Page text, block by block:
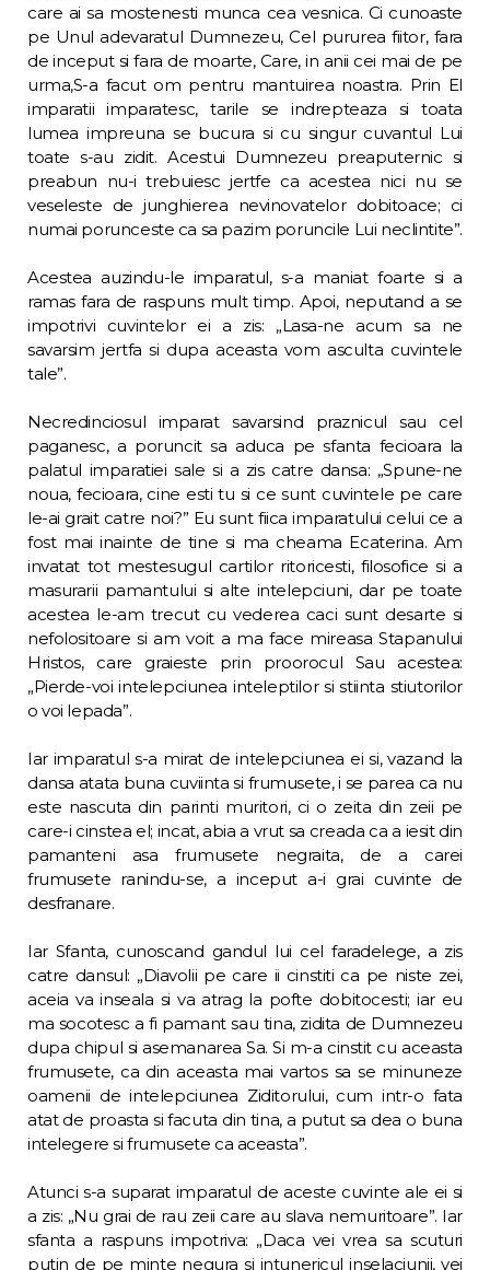
care ai sa mostenesti munca cea vesnica. Ci cunoaste
pe Unul adevaratul Dumnezeu, Cel pururea fiitor, fara
de inceput si fara de moarte, Care, in anii cei mai de pe
urma,S-a facut om pentru mantuirea noastra. Prin El
imparatii imparatesc, tarile se indrepteaza si toata
lumea impreuna se bucura si cu singur cuvantul Lui
toate s-au zidit. Acestui Dumnezeu preaputernic si
preabun nu-i trebuiesc jertfe ca acestea nici nu se
veseleste de junghierea nevinovatelor dobitoace; ci
numai porunceste ca sa pazim po­runcile Lui neclintite”.
Acestea auzindu-le imparatul, s-a maniat foarte si a
ramas fara de raspuns mult timp. Apoi, neputand a se
impotrivi cuvintelor ei a zis: „Lasa-ne acum sa ne
savarsim jertfa si dupa aceasta vom asculta cuvintele
tale”.
Necredinciosul imparat savarsind praznicul sau cel
paganesc, a poruncit sa aduca pe sfan­ta fecioara la
palatul imparatiei sale si a zis catre dansa: „Spune-ne
noua, fecioara, cine esti tu si ce sunt cuvintele pe care
le-ai grait catre noi?” Eu sunt fiica imparatului celui ce a
fost mai inainte de tine si ma cheama Ecaterina. Am
invatat tot mestesugul cartilor ritoricesti, filosofice si a
masurarii pamantului si alte intelepciuni, dar pe toate
acestea le-am trecut cu vederea caci sunt desarte si
nefolositoare si am voit a ma face mireasa Sta­panului
Hristos, care graieste prin proorocul Sau acestea:
„Pierde-voi intelepciunea in­teleptilor si stiinta stiutorilor
o voi lepada”.
Iar imparatul s-a mirat de intelepciunea ei si, vazand la
dansa atata buna cuviinta si frumusete, i se parea ca nu
este nascuta din parinti muritori, ci o zeita din zeii pe
care-i cinstea el; incat, abia a vrut sa creada ca a iesit din
pamanteni asa frumusete negraita, de a carei
frumusete ranindu-se, a inceput a-i grai cuvinte de
desfranare.
Iar Sfanta, cunoscand gandul lui cel fara­delege, a zis
catre dansul: „Diavolii pe care ii cinstiti ca pe niste zei,
aceia va inseala si va atrag la pofte dobitocesti; iar eu
ma so­cotesc a fi pamant sau tina, zidita de Dumne­zeu
dupa chipul si asemanarea Sa. Si m-a cinstit cu aceasta
frumusete, ca din aceasta mai vartos sa se minuneze
oamenii de inte­lepciunea Ziditorului, cum intr-o fata
atat de proasta si facuta din tina, a putut sa dea o buna
intelegere si frumusete ca aceasta”.
Atunci s-a suparat imparatul de aceste cu­vinte ale ei si
a zis: „Nu grai de rau zeii care au slava nemuritoare”. Iar
sfanta a raspuns impotriva: „Daca vei vrea sa scuturi
putin de pe minte negura si intunericul inselaciunii, vei